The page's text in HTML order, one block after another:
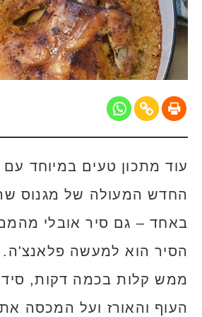
עוד מתכון טעים במיוחד עם
החדש המעולה של מגנוס
באחד – גם סיר אובלי
הסיר הוא למעשה פלאנצ'ה.
ממש קלות בכמה דקות,
העוף והאורז ועל המכסה